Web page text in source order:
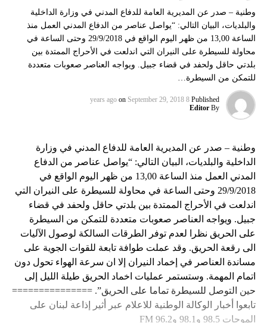
وطنية – صدر عن المديرية العامة للدفاع المدني في وزارة الداخلية
والبلديات، البيان التالي: “يواصل عناصر من الدفاع المدني العمل منذ
الساعة 13,00 من ظهر اليوم الواقع في 29/9/2018 وحتى الساعة في
محاولة للسيطرة على النيران التي اندلعت في الأحراج الممتدة بين
بلدتي حاقل ولحفد في قضاء جبيل. ويواجه العناصر صعوبات متعددة
للتمكن من السيطرة…
Published
8 years ago
on September 29, 2018
By
Editor
وطنية – صدر عن المديرية العامة للدفاع المدني في وزارة
الداخلية والبلديات، البيان التالي: “يواصل عناصر من الدفاع
المدني العمل منذ الساعة 13,00 من ظهر اليوم الواقع في
29/9/2018 وحتى الساعة في محاولة للسيطرة على النيران التي
اندلعت في الأحراج الممتدة بين بلدتي حاقل ولحفد في قضاء
جبيل. ويواجه العناصر صعوبات متعددة للتمكن من السيطرة
على الحريق نظرا لعدم توفر الطرقات السالكة لوصول الآليات
الى رقعة الحريق. وقد عملت طوافة تابعة للقوات الجوية على
مساندة العناصر في إخماد النيران إلا ان سرعة الهواء تحول دون
اتمام المهمة. وستستمر عمليات اخماد الحريق طيلة الليل إلى
حين التوصل للسيطرة تماما على الحريق”. ===============
تابعوا أخبار الوكالة الوطنية للاعلام عبر أثير إذاعة لبنان على
الموجات 98.5 و98.1 و96.2 FM